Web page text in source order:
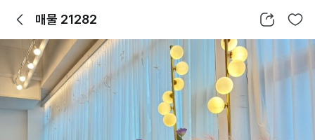
뒤로가기매물 21282 공유하기 찜하기